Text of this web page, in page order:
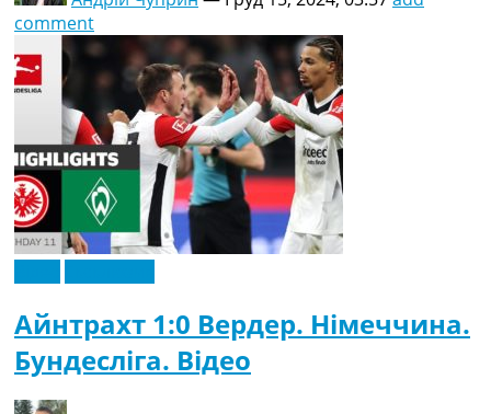
comment
Айнтрахт 1:0 Вердер. Німеччина.
Бундесліга. Відео